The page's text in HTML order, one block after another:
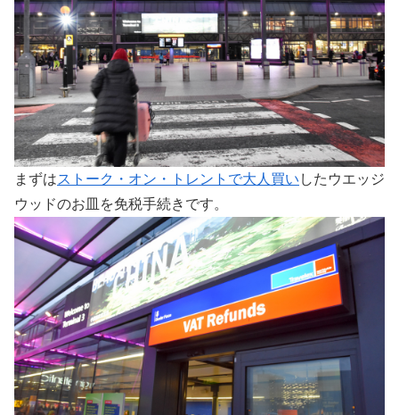
まずはストーク・オン・トレントで大人買い したウエッジ
ウッドのお皿を免税手続きです。